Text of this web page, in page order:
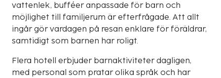
vattenlek, bufféer anpassade för barn och
möjlighet till familjerum är efterfrågade. Att allt
ingår gör vardagen på resan enklare för föräldrar,
samtidigt som barnen har roligt.
Flera hotell erbjuder barnaktiviteter dagligen,
med personal som pratar olika språk och har